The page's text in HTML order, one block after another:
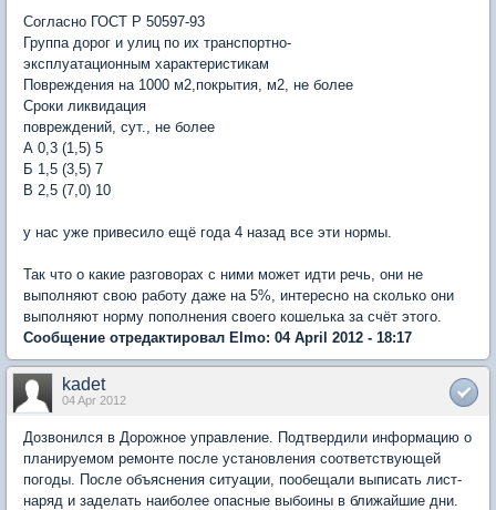
Согласно ГОСТ Р 50597-93
Группа дорог и улиц по их транспортно-
эксплуатационным характеристикам
Повреждения на 1000 м2,покрытия, м2, не более
Сроки ликвидация
повреждений, сут., не более
А 0,3 (1,5) 5
Б 1,5 (3,5) 7
В 2,5 (7,0) 10
у нас уже привесило ещё года 4 назад все эти нормы.
Так что о какие разговорах с ними может идти речь, они не
выполняют свою работу даже на 5%, интересно на сколько они
выполняют норму пополнения своего кошелька за счёт этого.
Сообщение отредактировал Elmo: 04 April 2012 - 18:17
kadet
04 Apr 2012
Дозвонился в Дорожное управление. Подтвердили информацию о
планируемом ремонте после установления соответствующей
погоды. После объяснения ситуации, пообещали выписать лист-
наряд и заделать наиболее опасные выбоины в ближайшие дни.